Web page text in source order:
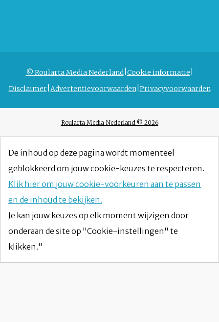
© Roularta Media Nederland Cookie informatie
Disclaimer Advertentievoorwaarden Privacyvoorwaarden
Roularta Media Nederland © 2026
De inhoud op deze pagina wordt momenteel
geblokkeerd om jouw cookie-keuzes te respecteren.
Klik hier om jouw cookie-voorkeuren aan te passen
en de inhoud te bekijken.
Je kan jouw keuzes op elk moment wijzigen door
onderaan de site op "Cookie-instellingen" te
klikken."